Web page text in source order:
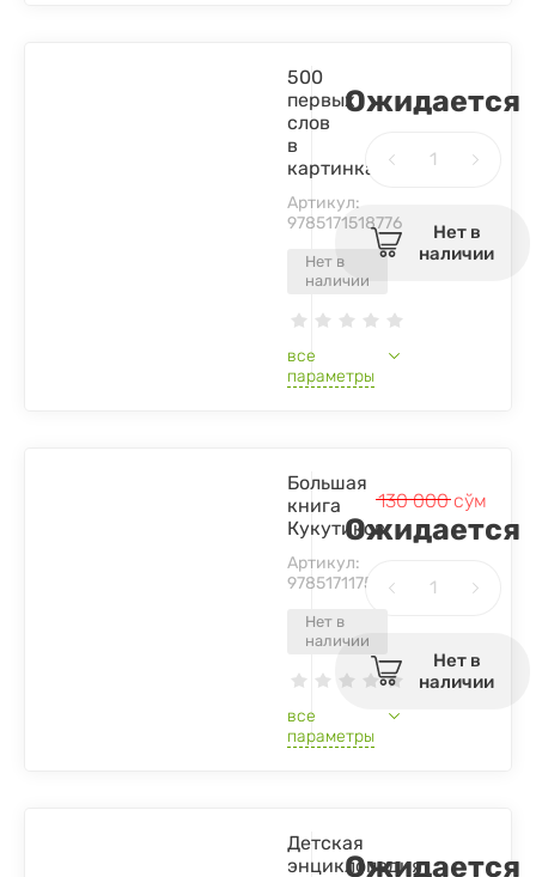
Нет в
наличии
500
первых
слов
в
картинках
Артикул:
9785171518776
все
параметры
Ожидается
Нет в
наличии
Нет в
наличии
Большая
книга
Кукутиков
Артикул:
9785171175573
все
параметры
130 000сўм
Ожидается
Нет в
наличии
Детская
энциклопедия
Ожидается